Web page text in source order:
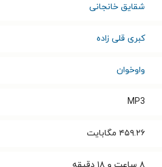
شقایق خانجانی
کبری قلی زاده
واوخوان
MP3
۴۵۹.۲۶ مگابایت